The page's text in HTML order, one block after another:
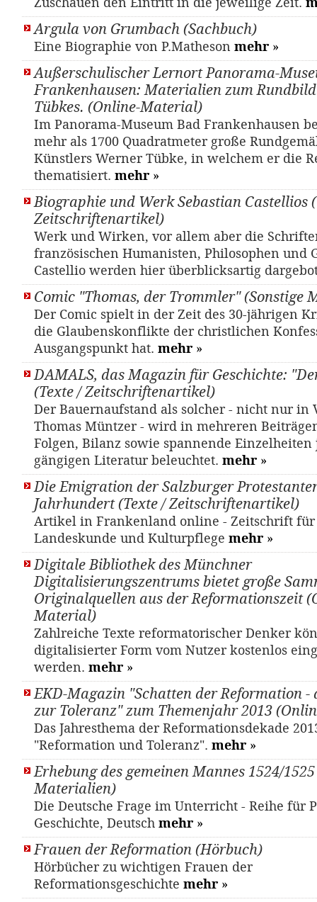
Argula von Grumbach (Sachbuch)
Eine Biographie von P.Matheson mehr »
Außerschulischer Lernort Panorama-
Frankenhausen: Materialien zum
Tübkes. (Online-Material)
Im Panorama-Museum Bad Frankenhausen
mehr als 1700 Quadratmeter große
Künstlers Werner Tübke, in welchem er die
thematisiert. mehr »
Biographie und Werk Sebastian Castellios
Zeitschriftenartikel)
Werk und Wirken, vor allem aber die
französischen Humanisten, Philosophen und
Castellio werden hier überblicksartig
Comic "Thomas, der Trommler" (Sonstige
Der Comic spielt in der Zeit des 30-jährigen
die Glaubenskonflikte der christlichen
Ausgangspunkt hat. mehr »
DAMALS, das Magazin für Geschichte:
(Texte / Zeitschriftenartikel)
Der Bauernaufstand als solcher - nicht nur in
Thomas Müntzer - wird in mehreren
Folgen, Bilanz sowie spannende Einzelheiten
gängigen Literatur beleuchtet. mehr »
Die Emigration der Salzburger
Jahrhundert (Texte / Zeitschriftenartikel)
Artikel in Frankenland online - Zeitschrift
Landeskunde und Kulturpflege mehr »
Digitale Bibliothek des Münchner
Digitalisierungszentrums bietet große
Originalquellen aus der Reformationszeit
Material)
Zahlreiche Texte reformatorischer Denker
digitalisierter Form vom Nutzer kostenlos
werden. mehr »
EKD-Magazin "Schatten der Reformation -
zur Toleranz" zum Themenjahr 2013
Das Jahresthema der Reformationsdekade
"Reformation und Toleranz". mehr »
Erhebung des gemeinen Mannes 1524/
Materialien)
Die Deutsche Frage im Unterricht - Reihe für
Geschichte, Deutsch mehr »
Frauen der Reformation (Hörbuch)
Hörbücher zu wichtigen Frauen der
Reformationsgeschichte mehr »